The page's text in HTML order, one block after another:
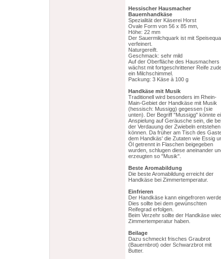
Hessischer Hausmacher
Bauernhandkäse
Spezialität der Käserei Horst
Ovale Form von 56 x 85 mm,
Höhe: 22 mm
Der Sauermilchquark ist mit
verfeinert.
Naturgereift.
Geschmack: sehr mild
Auf der Oberfläche des Hausmachers
wächst mit fortgeschrittener Reife
ein Milchschimmel.
Packung: 3 Käse à 100 g
Handkäse mit Musik
Traditionell wird besonders im Rhein-
Main-Gebiet der Handkäse mit Musik
(hessisch: Mussigg) gegessen (sie
unten). Der Begriff "Mussigg" könnte
Anspielung auf Geräusche sein, die bei
der Verdauung der Zwiebeln entstehen
können. Da früher am Tisch des
dem Handkäs' die Zutaten wie Essig
Öl getrennt in Flaschen beigegeben
wurden, schlugen diese aneinander
erzeugten so "Musik".
Beste Aromabildung
Die beste Aromabildung erreicht der
Handkäse bei Zimmertemperatur.
Einfrieren
Der Handkäse kann eingefroren
Dies sollte bei dem gewünschten
Reifegrad erfolgen.
Beim Verzehr sollte der Handkäse
Zimmertemperatur haben.
Beilage
Dazu schmeckt frisches Graubrot
(Bauernbrot) oder Schwarzbrot mit
Butter.